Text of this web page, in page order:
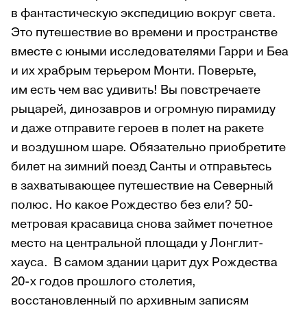
в фантастическую экспедицию вокруг света.
Это путешествие во времени и пространстве
вместе с юными исследователями Гарри и Беа
и их храбрым терьером Монти. Поверьте,
им есть чем вас удивить! Вы повстречаете
рыцарей, динозавров и огромную пирамиду
и даже отправите героев в полет на ракете
и воздушном шаре. Обязательно приобретите
билет на зимний поезд Санты и отправьтесь
в захватывающее путешествие на Северный
полюс. Но какое Рождество без ели? 50-
метровая красавица снова займет почетное
место на центральной площади у Лонглит-
хауса. В самом здании царит дух Рождества
20-х годов прошлого столетия,
восстановленный по архивным записям